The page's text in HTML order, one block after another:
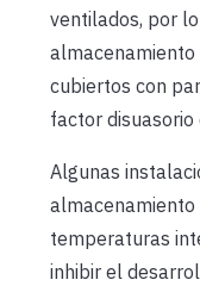
ventilados, por
cubiertos con
factor disuasorio
Algunas
almacenamiento
temperaturas
inhibir el